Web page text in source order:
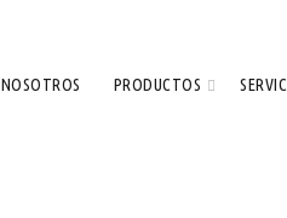
NOSOTROS PRODUCTOS